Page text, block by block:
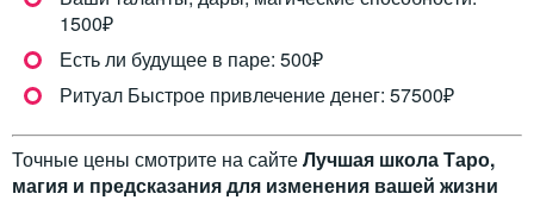
1500₽
Есть ли будущее в паре: 500₽
Ритуал Быстрое привлечение денег: 57500₽
Точные цены смотрите на сайтеЛучшая школа Таро,
магия и предсказания для изменения вашей жизни